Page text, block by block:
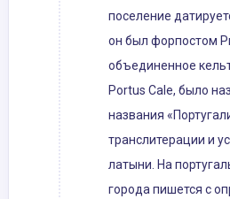
поселение
он был форпостом
объединенное
Portus Cale, было
названия
транслитерации и
латыни. На
города пишется с